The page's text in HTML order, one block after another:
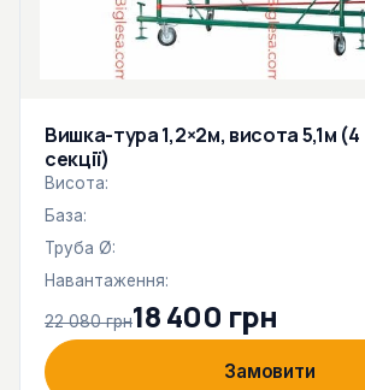
Вишка-тура 1,2×2м, висота 5,1м (4
секції)
Висота:
База:
Труба Ø:
Навантаження:
22 080 грн18 400 грн
Замовити